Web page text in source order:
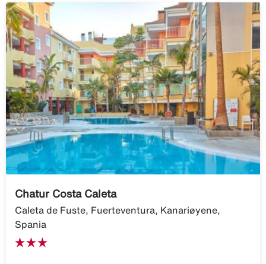
Chatur Costa Caleta
Caleta de Fuste, Fuerteventura, Kanariøyene,
Spania